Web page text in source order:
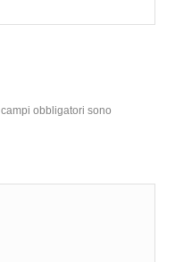
I campi obbligatori sono